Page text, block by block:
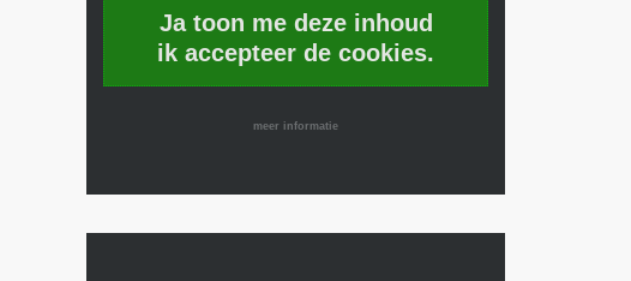
Ja toon me deze inhoud
ik accepteer de cookies.
meer informatie